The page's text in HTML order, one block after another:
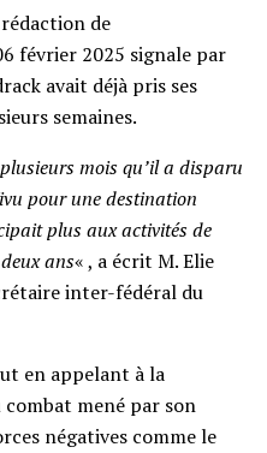
de
février 2025 signale par
avait déjà pris ses
semaines.
mois qu’il a disparu
pour une destination
plus aux activités de
ans« , a écrit M. Elie
inter-fédéral du
en appelant à la
mené par son
négatives comme le